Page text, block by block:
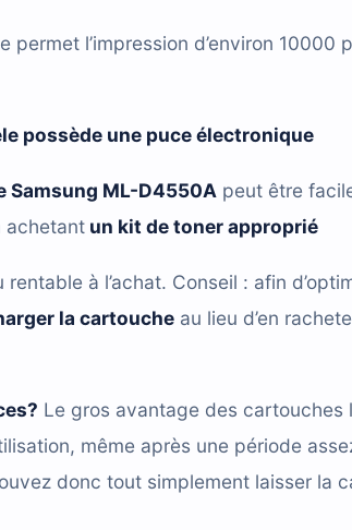
permet l’impression d’environ 10000
possède une puce électronique
Samsung ML-D4550A peut être
achetant un kit de toner approprié
rentable à l’achat. Conseil : afin
la cartouche au lieu d’en
Le gros avantage des cartouches
même après une période
donc tout simplement laisser la